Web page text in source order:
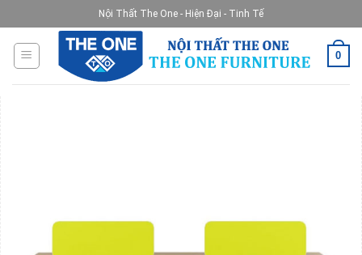
to
content
Nội Thất The One - Hiện Đại - Tinh Tế
0